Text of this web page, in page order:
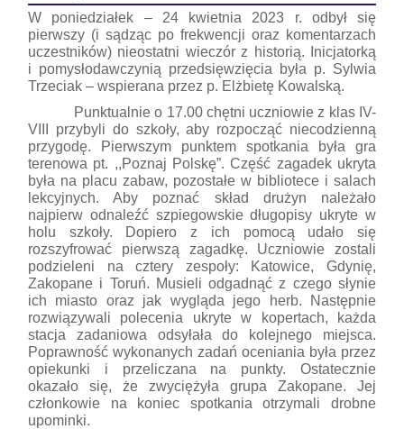
W poniedziałek – 24 kwietnia 2023 r. odbył się
pierwszy (i sądząc po frekwencji oraz komentarzach
uczestników) nieostatni wieczór z historią. Inicjatorką
i pomysłodawczynią przedsięwzięcia była p. Sylwia
Trzeciak – wspierana przez p. Elżbietę Kowalską.
Punktualnie o 17.00 chętni uczniowie z klas IV-
VIII przybyli do szkoły, aby rozpocząć niecodzienną
przygodę. Pierwszym punktem spotkania była gra
terenowa pt. ,,Poznaj Polskę”. Część zagadek ukryta
była na placu zabaw, pozostałe w bibliotece i salach
lekcyjnych. Aby poznać skład drużyn należało
najpierw odnaleźć szpiegowskie długopisy ukryte w
holu szkoły. Dopiero z ich pomocą udało się
rozszyfrować pierwszą zagadkę. Uczniowie zostali
podzieleni na cztery zespoły: Katowice, Gdynię,
Zakopane i Toruń. Musieli odgadnąć z czego słynie
ich miasto oraz jak wygląda jego herb. Następnie
rozwiązywali polecenia ukryte w kopertach, każda
stacja zadaniowa odsyłała do kolejnego miejsca.
Poprawność wykonanych zadań oceniania była przez
opiekunki i przeliczana na punkty. Ostatecznie
okazało się, że zwyciężyła grupa Zakopane. Jej
członkowie na koniec spotkania otrzymali drobne
upominki.